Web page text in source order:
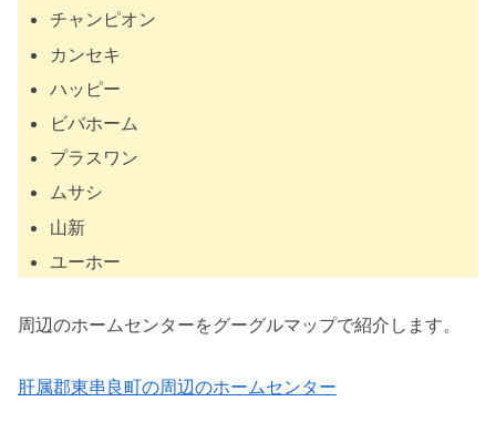
チャンピオン
カンセキ
ハッピー
ビバホーム
プラスワン
ムサシ
山新
ユーホー
周辺のホームセンターをグーグルマップで紹介します。
肝属郡東串良町の周辺のホームセンター